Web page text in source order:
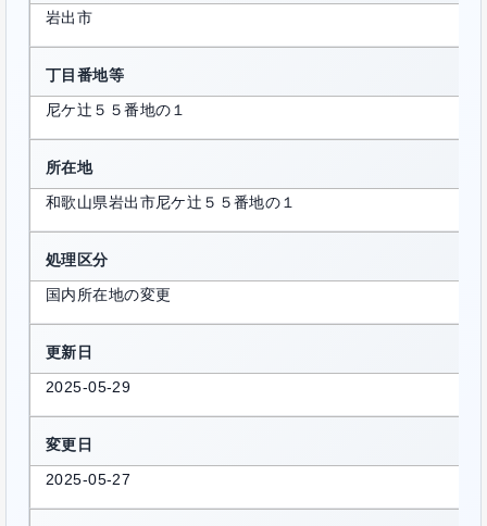
岩出市
丁目番地等
尼ケ辻５５番地の１
所在地
和歌山県岩出市尼ケ辻５５番地の１
処理区分
国内所在地の変更
更新日
2025-05-29
変更日
2025-05-27